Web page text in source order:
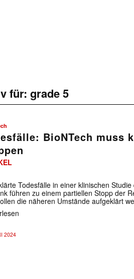
für: grade 5
BioNTech muss
Todesfälle in einer klinischen
führen zu einem partiellen Stopp der
die näheren Umstände aufgeklärt
2024